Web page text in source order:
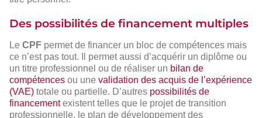
Des possibilités de financement multiples
Le CPF permet de financer un bloc de compétences mais
ce n’est pas tout. Il permet aussi d’acquérir un diplôme ou
un titre professionnel ou de réaliser un bilan de
compétences ou une validation des acquis de l’expérience
(VAE) totale ou partielle. D’autres possibilités de
financementexistent telles que le projet de transition
professionnelle, le plan de développement des